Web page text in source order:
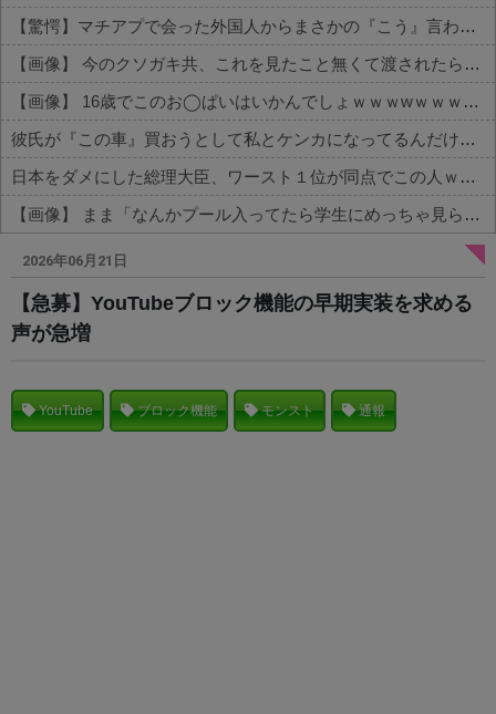
【驚愕】マチアプで会った外国人からまさかの『こう』言われたんやがこれワイ詰みか？？？？？？？
【画像】 今のクソガキ共、これを見たこと無くて渡されたらパニクるらしいｗｗｗｗｗｗｗｗｗｗｗｗｗ
【画像】 16歳でこのお◯ぱいはいかんでしょｗｗｗwｗｗｗｗｗｗｗｗ❤
彼氏が『この車』買おうとして私とケンカになってるんだけどｗｗｗｗｗｗ
日本をダメにした総理大臣、ワースト１位が同点でこの人ｗｗｗｗｗｗ
【画像】 まま「なんかプール入ってたら学生にめっちゃ見られたw」
Powered by livedoor 相互RSS
2026年06月21日
【急募】YouTubeブロック機能の早期実装を求める
声が急増
YouTube ブロック機能 モンスト 通報